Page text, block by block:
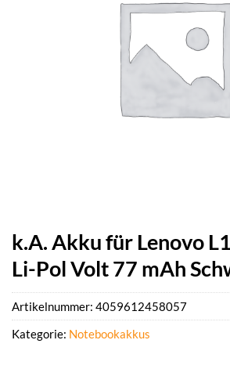
k.A. Akku für Lenovo
Li-Pol Volt 77 mAh
Artikelnummer: 4059612458057
Kategorie: Notebookakkus